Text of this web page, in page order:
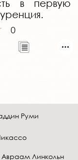
в первую
0
Руми
Авраам Линкольн